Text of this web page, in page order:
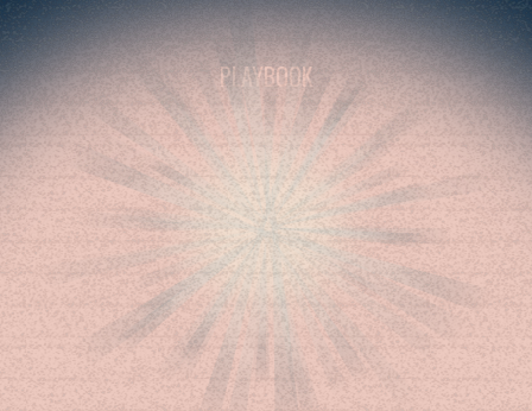
PLAYBOOK